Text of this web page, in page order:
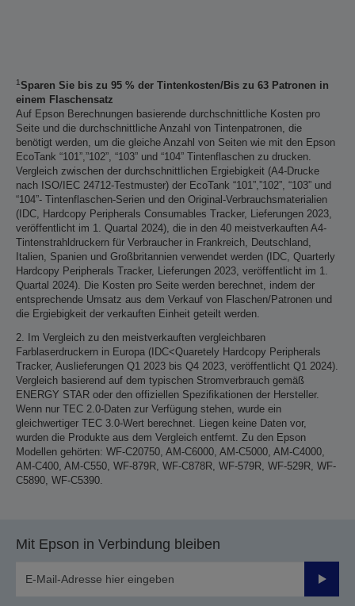
1Sparen Sie bis zu 95 % der Tintenkosten/Bis zu 63 Patronen in
einem Flaschensatz
Auf Epson Berechnungen basierende durchschnittliche Kosten pro
Seite und die durchschnittliche Anzahl von Tintenpatronen, die
benötigt werden, um die gleiche Anzahl von Seiten wie mit den Epson
EcoTank “101”,”102”, “103” und “104” Tintenflaschen zu drucken.
Vergleich zwischen der durchschnittlichen Ergiebigkeit (A4-Drucke
nach ISO/IEC 24712-Testmuster) der EcoTank “101”,”102”, “103” und
“104”- Tintenflaschen-Serien und den Original-Verbrauchsmaterialien
(IDC, Hardcopy Peripherals Consumables Tracker, Lieferungen 2023,
veröffentlicht im 1. Quartal 2024), die in den 40 meistverkauften A4-
Tintenstrahldruckern für Verbraucher in Frankreich, Deutschland,
Italien, Spanien und Großbritannien verwendet werden (IDC, Quarterly
Hardcopy Peripherals Tracker, Lieferungen 2023, veröffentlicht im 1.
Quartal 2024). Die Kosten pro Seite werden berechnet, indem der
entsprechende Umsatz aus dem Verkauf von Flaschen/Patronen und
die Ergiebigkeit der verkauften Einheit geteilt werden.
2. Im Vergleich zu den meistverkauften vergleichbaren
Farblaserdruckern in Europa (IDC<Quaretely Hardcopy Peripherals
Tracker, Auslieferungen Q1 2023 bis Q4 2023, veröffentlicht Q1 2024).
Vergleich basierend auf dem typischen Stromverbrauch gemäß
ENERGY STAR oder den offiziellen Spezifikationen der Hersteller.
Wenn nur TEC 2.0-Daten zur Verfügung stehen, wurde ein
gleichwertiger TEC 3.0-Wert berechnet. Liegen keine Daten vor,
wurden die Produkte aus dem Vergleich entfernt. Zu den Epson
Modellen gehörten: WF-C20750, AM-C6000, AM-C5000, AM-C4000,
AM-C400, AM-C550, WF-879R, WF-C878R, WF-579R, WF-529R, WF-
C5890, WF-C5390.
Mit Epson in Verbindung bleiben